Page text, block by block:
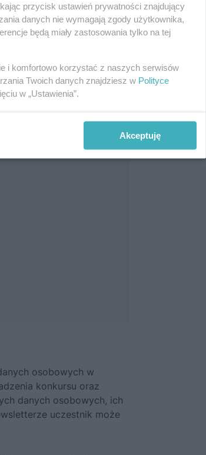
konkursie do wygrania
egzemplarze książki
Polacy w państwie
osobowych w
konkursu oraz
danych osobowych, ich
uczestnik może
przycisk ustawień prywatności znajdujący
danych nie wymagają zgody użytkownika,
będą miały zastosowania tylko na tej
i komfortowo korzystać z naszych serwisów
Twoich danych znajdziesz w Polityce
w „Ustawienia”.
Akceptuję